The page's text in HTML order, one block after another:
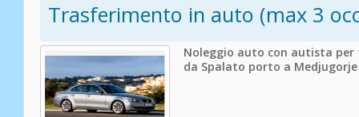
Trasferimento in auto (max 3
Noleggio auto con autista
da Spalato porto a Medjugorje